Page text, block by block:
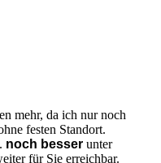
mehr, da ich nur noch
festen Standort.
noch besser unter
für Sie erreichbar.